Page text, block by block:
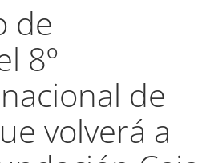
de
8º
de
volverá a